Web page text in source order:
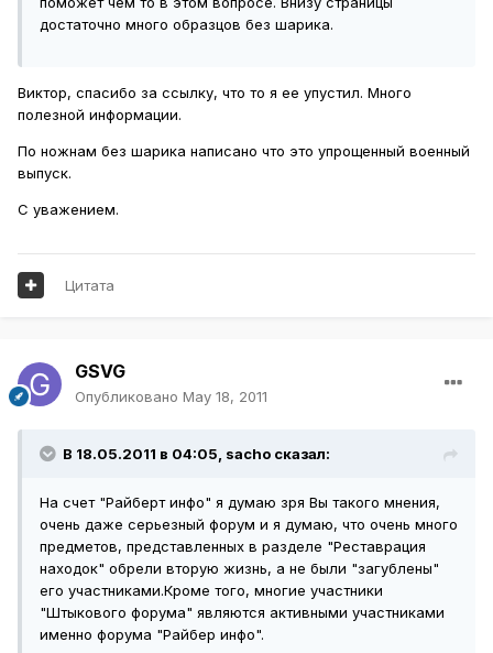
достаточно много образцов без шарика.
Виктор, спасибо за ссылку, что то я ее упустил. Много
полезной информации.
По ножнам без шарика написано что это упрощенный военный
выпуск.
С уважением.
Цитата
GSVG
Опубликовано May 18, 2011
В 18.05.2011 в 04:05, sacho сказал:
На счет "Райберт инфо" я думаю зря Вы такого мнения,
очень даже серьезный форум и я думаю, что очень много
предметов, представленных в разделе "Реставрация
находок" обрели вторую жизнь, а не были "загублены"
его участниками.Кроме того, многие участники
"Штыкового форума" являются активными участниками
именно форума "Райбер инфо".